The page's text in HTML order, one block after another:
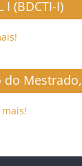
I (BDCTI-I)
do